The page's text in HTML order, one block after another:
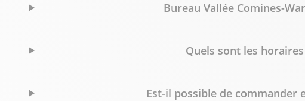
Bureau Vallée Comines-
Quels sont les
Est-il possible de commander